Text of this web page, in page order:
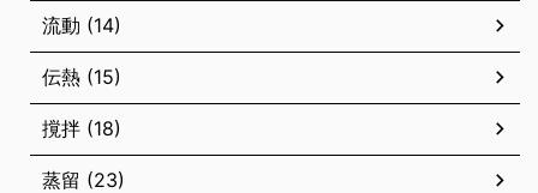
流動 (14)
伝熱 (15)
撹拌 (18)
蒸留 (23)